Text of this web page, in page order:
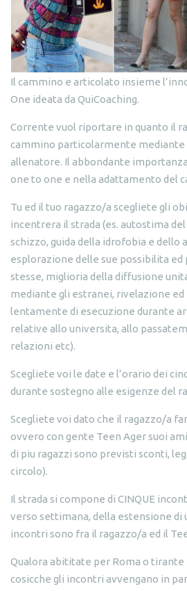
Il cammino e articolato insieme
One ideata da QuiCoaching.
Corrente vuol riportare in quanto il
cammino particolarmente mediante
allenatore. Il abbondante
one to one e nella adattamento del
Tu ed il tuo ragazzo/a scegliete gli
incentrera il strada (es. autostima
schizzo, guida della idrofobia e dello
esplorazione delle sue possibilita
stesse, miglioria della diffusione
mediante gli estranei, rivelazione ed
lentamente di esecuzione durante
relative allo universita, allo
relazioni etc).
Scegliete voi le date e l’orario dei
durante sostegno alle esigenze del
Scegliete voi dato che il ragazzo/a
ovvero con gente Teen Ager suoi
di piu ragazzi sono previsti sconti,
circolo).
Il strada si compone di CINQUE
verso settimana, della estensione di
incontri sono fra il ragazzo/a ed il
Qualora abititate per Roma o
cosicche gli incontri avvengano in